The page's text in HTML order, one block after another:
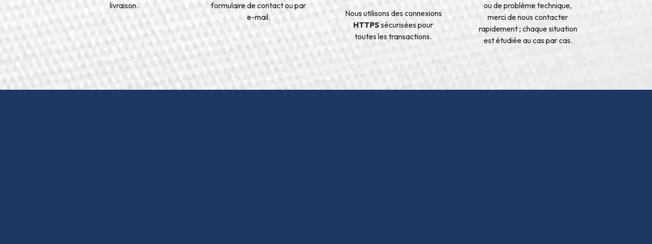
livraison.
formulaire de contact ou par
e-mail.
Nous utilisons des connexions
HTTPS sécurisées pour
toutes les transactions.
ou de problème technique,
merci de nous contacter
rapidement ; chaque situation
est étudiée au cas par cas.